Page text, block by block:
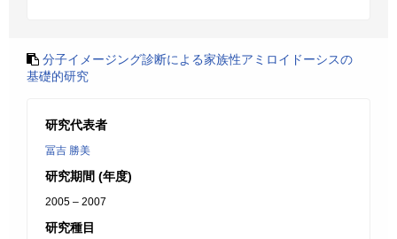
分子イメージング診断による家族性アミロイドーシスの
基礎的研究
研究代表者
冨吉 勝美
研究期間 (年度)
2005 – 2007
研究種目